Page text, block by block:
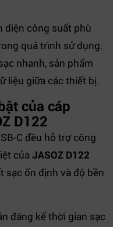
diện công suất phù
quá trình sử dụng.
nhanh, sản phẩm
liệu giữa các thiết bị.
của cáp
D122
C đều hỗ trợ công
của JASOZ D122
sạc ổn định và độ bền
đáng kể thời gian sạc